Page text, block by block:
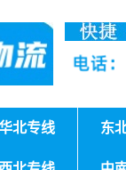
北专线 东